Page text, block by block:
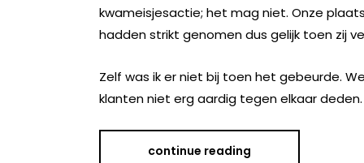
kwameisjesactie; het mag niet. Onze
hadden strikt genomen dus gelijk toen zij
Zelf was ik er niet bij toen het gebeurde.
klanten niet erg aardig tegen elkaar
continue reading